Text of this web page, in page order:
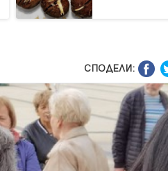
СПОДЕЛИ: